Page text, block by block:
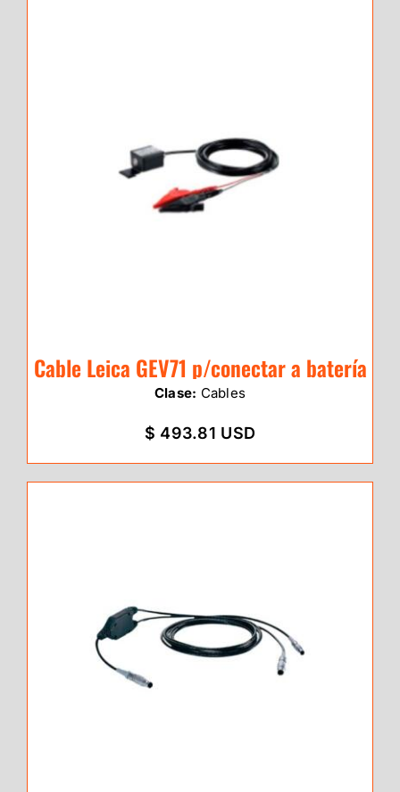
Cable Leica GEV71 p/conectar a batería
Clase: Cables
$ 493.81 USD